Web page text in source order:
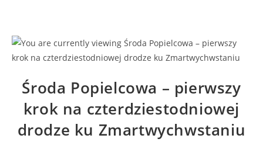
Środa Popielcowa – pierwszy
krok na czterdziestodniowej
drodze ku Zmartwychwstaniu